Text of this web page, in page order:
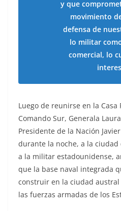
y que
movimiento
defensa de
lo militar
comercial, lo
Luego de reunirse en la Casa
Comando Sur, Generala
Presidente de la Nación
durante la noche, a la
a la militar estadounidense,
que la base naval integrada
construir en la ciudad
las fuerzas armadas de los